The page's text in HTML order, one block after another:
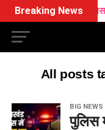
Breaking News
All posts
BIG NEWS
पुलिस